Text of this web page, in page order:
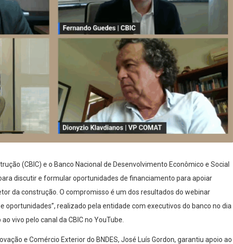
(CBIC) e o Banco Nacional de Desenvolvimento Econômico e Social
discutir e formular oportunidades de financiamento para apoiar
da construção. O compromisso é um dos resultados do webinar
oportunidades”, realizado pela entidade com executivos do banco no dia
vivo pelo canal da CBIC no YouTube.
e Comércio Exterior do BNDES, José Luís Gordon, garantiu apoio ao